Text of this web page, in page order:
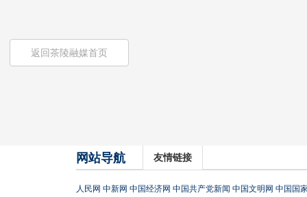
返回茶陵融媒首页
网站导航 友情链接
人民网 中新网 中国经济网 中国共产党新闻 中国文明网 中国国